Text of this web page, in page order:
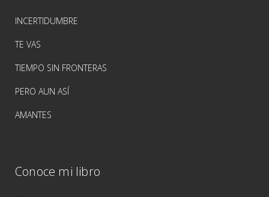
INCERTIDUMBRE
TE VAS
TIEMPO SIN FRONTERAS
PERO AUN ASÍ
AMANTES
Conoce mi libro